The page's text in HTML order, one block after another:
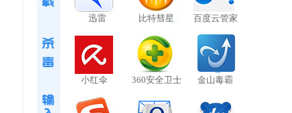
迅雷 比特彗星 百度云管家
小红伞 360安全卫士 金山毒霸